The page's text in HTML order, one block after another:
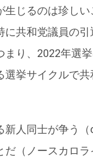
じるのは珍し
共和党議員の
り、2022年選
挙サイクルで共
人同士が争う
（ノースカロラ